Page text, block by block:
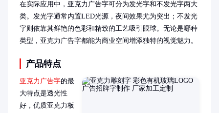
在实际应用中，亚克力广告字可分为发光字和不发光字两大
类。发光字通常内置LED光源，夜间效果尤为突出；不发光
字则依靠其鲜艳的色彩和精致的工艺吸引眼球。无论是哪种
类型，亚克力广告字都能为商业空间增添独特的视觉魅力。
产品特点
亚克力广告字的最
大特点是透光性
好，优质亚克力板